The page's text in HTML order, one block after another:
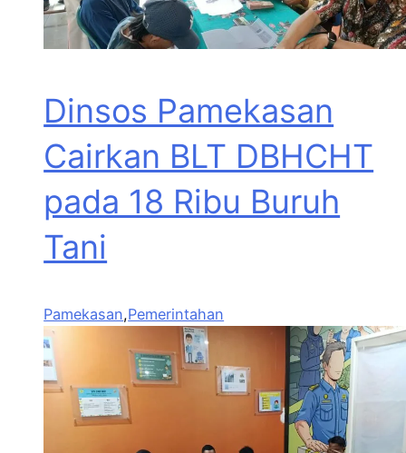
Dinsos Pamekasan
Cairkan BLT DBHCHT
pada 18 Ribu Buruh
Tani
Pamekasan,Pemerintahan